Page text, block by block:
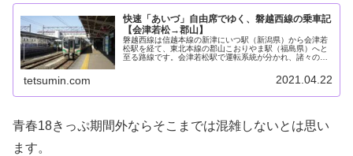
快速「あいづ」自由席でゆく、磐越西線の乗車記
【会津若松→郡山】
磐越西線は信越本線の新津にいつ駅（新潟県）から会津若
松駅を経て、東北本線の郡山こおりやま駅（福島県）へと
至る路線です。会津若松駅で運転系統が分かれ、諸々の要
tetsumin.com 2021.04.22
青春18きっぷ期間外ならそこまでは混雑しないとは思い
ます。